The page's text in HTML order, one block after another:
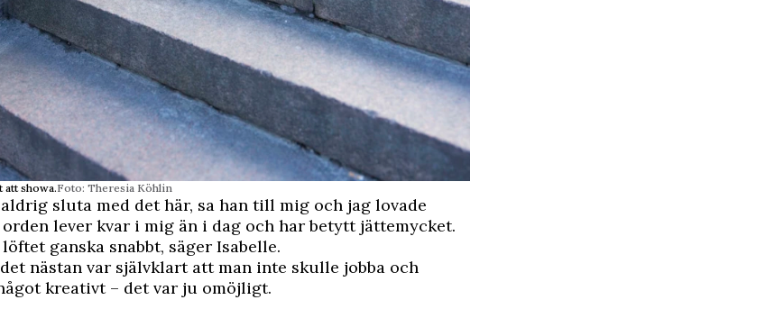
att showa.Foto: Theresia Köhlin
sluta med det här, sa han till mig och jag lovade
orden lever kvar i mig än i dag och har betytt jättemycket.
ganska snabbt, säger Isabelle.
nästan var självklart att man inte skulle jobba och
kreativt – det var ju omöjligt.